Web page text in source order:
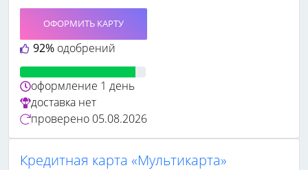
92% одобрений
ОФОРМИТЬ КАРТУ
оформление 1 день
доставка нет
проверено 05.08.2026
Кредитная карта «Мультикарта»